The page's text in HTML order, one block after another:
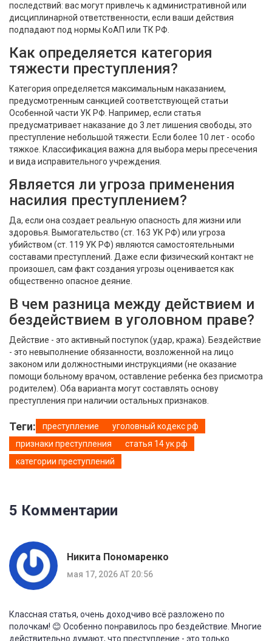
последствий: вас могут привлечь к административной или
дисциплинарной ответственности, если ваши действия
подпадают под нормы КоАП или ТК РФ.
Как определяется категория
тяжести преступления?
Категория определяется максимальным наказанием,
предусмотренным санкцией соответствующей статьи
Особенной части УК РФ. Например, если статья
предусматривает наказание до 3 лет лишения свободы, это
преступление небольшой тяжести. Если более 10 лет - особо
тяжкое. Классификация важна для выбора меры пресечения
и вида исправительного учреждения.
Является ли угроза применения
насилия преступлением?
Да, если она создает реальную опасность для жизни или
здоровья. Вымогательство (ст. 163 УК РФ) или угроза
убийством (ст. 119 УК РФ) являются самостоятельными
составами преступлений. Даже если физический контакт не
произошел, сам факт создания угрозы оценивается как
общественно опасное деяние.
В чем разница между действием и
бездействием в уголовном праве?
Действие - это активный поступок (удар, кража). Бездействие
- это невыполнение обязанности, возложенной на лицо
законом или должностными инструкциями (не оказание
помощи больному врачом, оставление ребенка без присмотра
родителем). Оба варианта могут составлять основу
преступления при наличии остальных признаков.
Теги: преступление
уголовный кодекс рф
признаки преступления
статья 14 ук рф
категории преступлений
5 Комментарии
Никита Пономаренко
мая 17, 2026 AT 20:56
Классная статья, очень доходчиво всё разложено по
полочкам! 😊 Особенно понравилось про бездействие. Многие
действительно думают, что преступление - это только